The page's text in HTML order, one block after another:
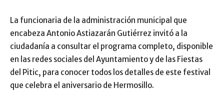
La funcionaria de la administración municipal que
encabeza Antonio Astiazarán Gutiérrez invitó a la
ciudadanía a consultar el programa completo, disponible
en las redes sociales del Ayuntamiento y de las Fiestas
del Pitic, para conocer todos los detalles de este festival
que celebra el aniversario de Hermosillo.